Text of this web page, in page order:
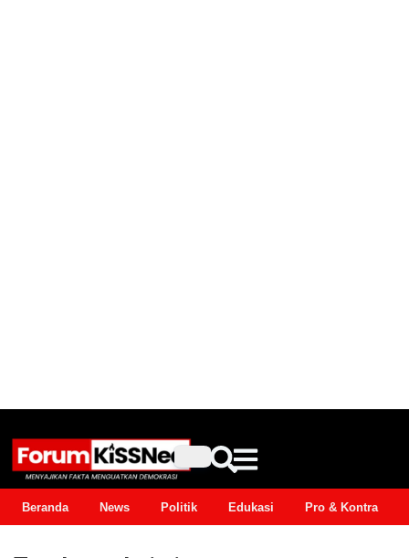
Beranda News Politik Edukasi Pro & Kontra